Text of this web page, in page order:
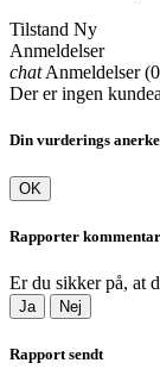
Tilstand Ny
Anmeldelser
chatAnmeldelser
Der er ingen
Din vurderings
OK
Rapporter
Er du sikker på, at
Ja Nej
Rapport sendt